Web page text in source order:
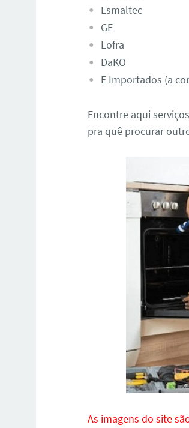
Esmaltec
GE
Lofra
DaKO
E Importados (a
Encontre aqui
pra quê procurar
As imagens do site